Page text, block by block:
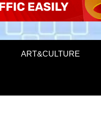
ART&CULTURE